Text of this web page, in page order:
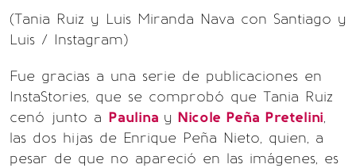
(Tania Ruiz y Luis Miranda Nava con Santiago y
Luis / Instagram)
Fue gracias a una serie de publicaciones en
InstaStories, que se comprobó que Tania Ruiz
cenó junto a Paulina y Nicole Peña Pretelini,
las dos hijas de Enrique Peña Nieto, quien, a
pesar de que no apareció en las imágenes, es